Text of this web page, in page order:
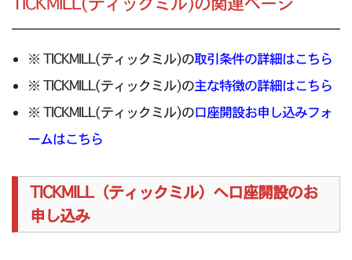
※ TICKMILL(ティックミル)の取引条件の詳細はこちら
※ TICKMILL(ティックミル)の主な特徴の詳細はこちら
※ TICKMILL(ティックミル)の口座開設お申し込みフォ
ームはこちら
TICKMILL（ティックミル）へ口座開設のお
申し込み